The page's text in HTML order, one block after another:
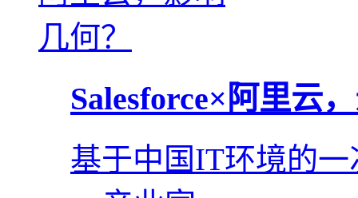
Salesforce×阿里云
基于中国IT环境的一